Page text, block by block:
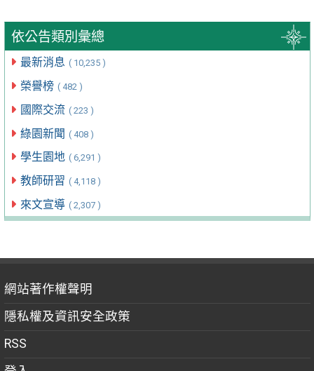
依公告類別彙總
最新消息 ( 10,235 )
榮譽榜 ( 482 )
國際交流 ( 223 )
綠園新聞 ( 408 )
學生園地 ( 6,291 )
教師研習 ( 4,118 )
來文宣導 ( 2,307 )
網站著作權聲明
隱私權及資訊安全政策
RSS